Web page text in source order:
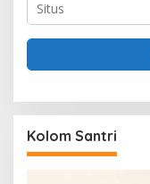
Kolom Santri